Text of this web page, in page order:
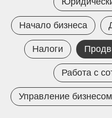
Начало бизнеса
Налоги
Работа с
Управление бизнесом